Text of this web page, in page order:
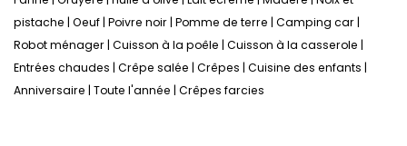
pistache Oeuf Poivre noir Pomme de terre Camping car
Robot ménager Cuisson à la poêle Cuisson à la casserole
Entrées chaudes Crêpe salée Crêpes Cuisine des enfants
Anniversaire Toute l'année Crêpes farcies